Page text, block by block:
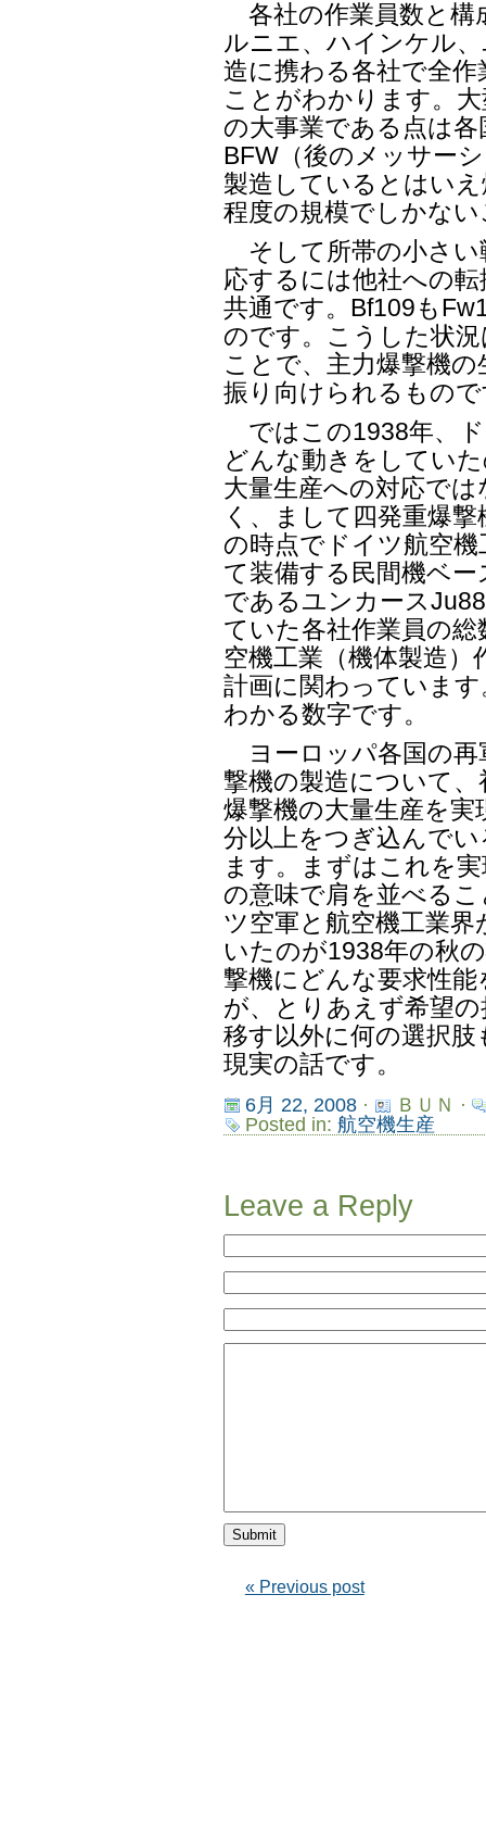
各社の作業員数と構
ルニエ、ハインケル
造に携わる各社で全
ことがわかります。
の大事業である点は
BFW（後のメッサー
製造しているとはい
程度の規模でしかな
そして所帯の小さい
応するには他社への
共通です。Bf109も
のです。こうした状
ことで、主力爆撃機
振り向けられるもの
ではこの1938年、
どんな動きをしてい
大量生産への対応で
く、まして四発重爆
の時点でドイツ航空
て装備する民間機ベ
であるユンカース
ていた各社作業員の
空機工業（機体製造
計画に関わっていま
わかる数字です。
ヨーロッパ各国の再
撃機の製造について
爆撃機の大量生産を
分以上をつぎ込んで
ます。まずはこれを
の意味で肩を並べる
ツ空軍と航空機工業
いたのが1938年の秋
撃機にどんな要求性
が、とりあえず希望
移す以外に何の選択
現実の話です。
6月 22, 2008·
ＢＵＮ ·
Posted in: 航空機生産
Leave a Reply
« Previous post